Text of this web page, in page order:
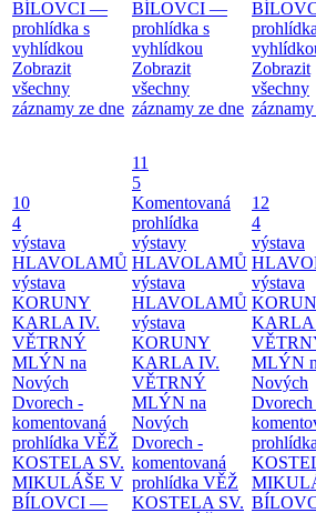
BÍLOVCI —
prohlídka s
vyhlídkou
Zobrazit
všechny
záznamy ze dne
BÍLOVCI —
prohlídka s
vyhlídkou
Zobrazit
všechny
záznamy ze dne
Zobrazit
všechny
10
4
výstava
HLAVOLAMŮ
výstava
KORUNY
KARLA IV.
VĚTRNÝ
MLÝN na
Nových
Dvorech -
komentovaná
prohlídka VĚŽ
KOSTELA SV.
MIKULÁŠE V
BÍLOVCI —
11
5
Komentovaná
prohlídka
výstavy
HLAVOLAMŮ
výstava
HLAVOLAMŮ
výstava
KORUNY
KARLA IV.
VĚTRNÝ
MLÝN na
Nových
Dvorech -
komentovaná
prohlídka VĚŽ
KOSTELA SV.
12
4
výstava
výstava
KARLA
MLÝN
Nových
Dvorech
prohlídka